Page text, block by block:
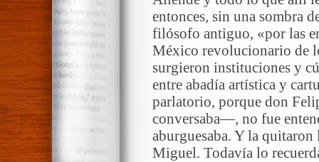
entonces, sin una sombra
filósofo antiguo, «por las
México revolucionario de
surgieron instituciones y
entre abadía artística y
parlatorio, porque don
conversaba—, no fue
aburguesaba. Y la
Miguel. Todavía lo